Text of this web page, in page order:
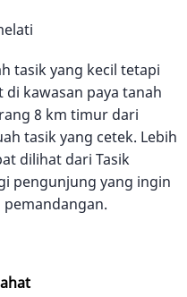
tasik yang kecil tetapi
kawasan paya tanah
8 km timur dari
tasik yang cetek. Lebih
dilihat dari Tasik
pengunjung yang ingin